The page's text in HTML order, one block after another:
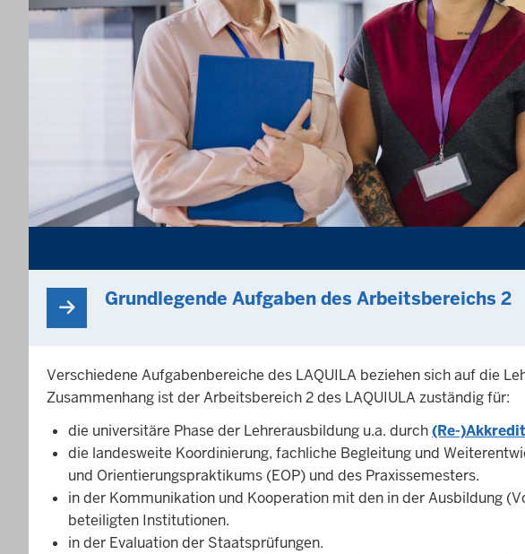
Grundlegende Aufgaben des Arbeitsbereichs 2
Verschiedene Aufgabenbereiche des LAQUILA beziehen sich auf die
Zusammenhang ist der Arbeitsbereich 2 des LAQUIULA zuständig für:
die universitäre Phase der Lehrerausbildung u.a. durch(Re-
die landesweite Koordinierung, fachliche Begleitung und
und Orientierungspraktikums (EOP) und des Praxissemesters.
in der Kommunikation und Kooperation mit den in der Ausbildung
beteiligten Institutionen.
in der Evaluation der Staatsprüfungen.